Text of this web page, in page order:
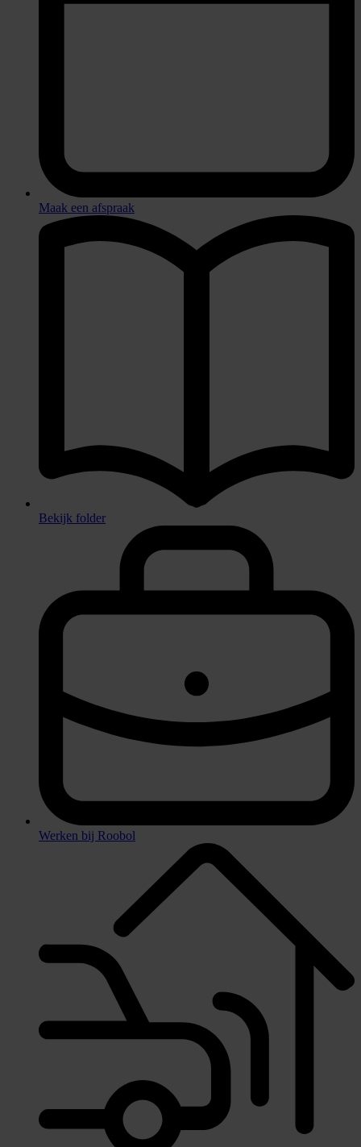
Maak een afspraak
Bekijk folder
Werken bij Roobol